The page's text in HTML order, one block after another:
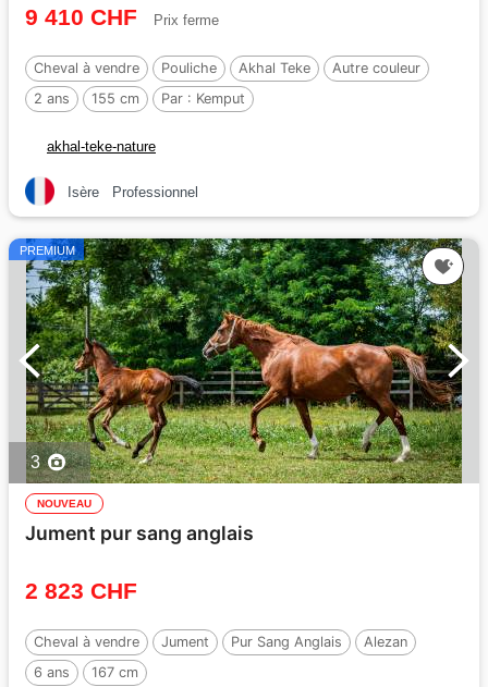
9 410 CHF Prix ferme
Cheval à vendre Pouliche Akhal Teke
Autre couleur
2 ans
155 cm Par : Kemput
akhal-teke-nature
Isère Professionnel
PREMIUM
3
NOUVEAU
Jument pur sang anglais
2 823 CHF
Cheval à vendre Jument Pur Sang Anglais
Alezan
6 ans
167 cm